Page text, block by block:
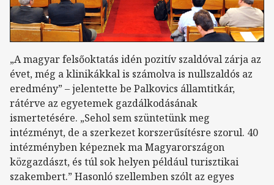
„A magyar felsőoktatás idén pozitív szaldóval zárja az
évet, még a klinikákkal is számolva is nullszaldós az
eredmény” – jelentette be Palkovics államtitkár,
rátérve az egyetemek gazdálkodásának
ismertetésére. „Sehol sem szüntetünk meg
intézményt, de a szerkezet korszerűsítésre szorul. 40
intézményben képeznek ma Magyarországon
közgazdászt, és túl sok helyen például turisztikai
szakembert.” Hasonló szellemben szólt az egyes